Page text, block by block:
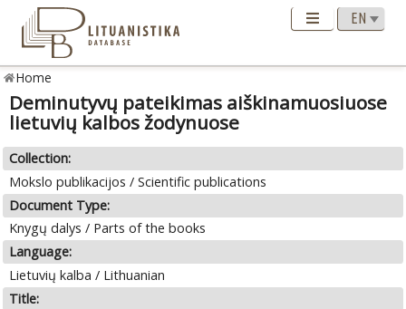
Home
Deminutyvų pateikimas aiškinamuosiuose
lietuvių kalbos žodynuose
Collection:
Mokslo publikacijos / Scientific publications
Document Type:
Knygų dalys / Parts of the books
Language:
Lietuvių kalba / Lithuanian
Title: